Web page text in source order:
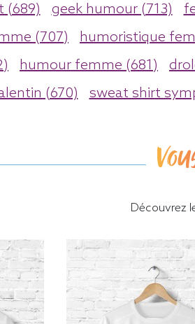
(689)
geek humour (713)
(707)
humoristique
humour femme (681)
(670)
sweat shirt
Découvrez